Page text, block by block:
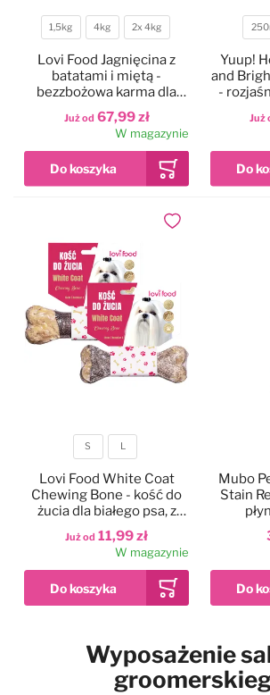
Czystość i higiena
Zabawki
Maty, ręczniki chłodzące
Ringówki, łańcuszki
Lokalizatory
Trening i sport
Pies w samochodzie
Drzwiczki dla psa i kota
Do papilotowania
Perfumy
Dla koni
Na skaleczenia
Profilaktyczne
Preparaty na owady
Najpopularniejsze marki
Waga
1,5kg 4kg 2x 4kg
Już od 67,99 zł
Lovi Food Jagnięcina z
batatami i miętą -
bezzbożowa karma dla
psów małych ras z
problemem łzawiących
oczuW magazynie
Już
Yuup!
and
-
dla
i
Rozmiar
S L
Już od 11,99 zł
Lovi Food White Coat
Chewing Bone - kość do
żucia dla białego psa, z
dorszem
W magazynie
Dodaj do ulubionych
Mubo
Stain
12kg 2x 12kg
Simpsons Premium
Dodaj do
Wyposażenie